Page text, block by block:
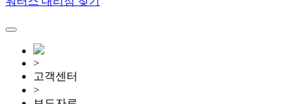
>
고객센터
>